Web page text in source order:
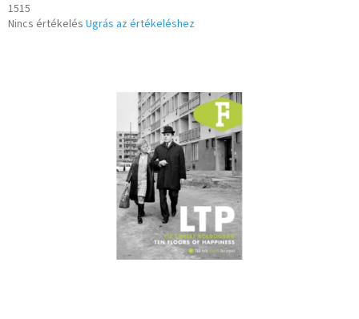
1515
A
Nincs értékelés Ugrás az értékeléshez